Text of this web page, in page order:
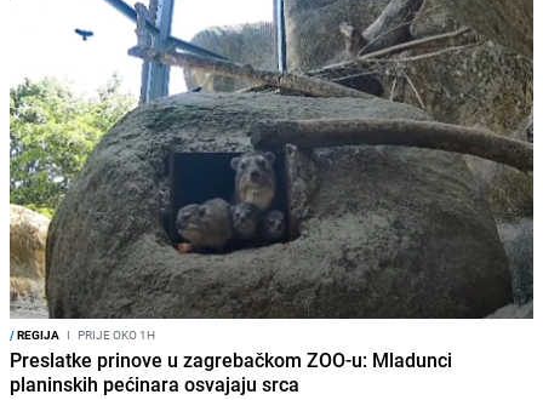
/REGIJA I PRIJE OKO 1H
Preslatke prinove u zagrebačkom ZOO-u: Mladunci
planinskih pećinara osvajaju srca